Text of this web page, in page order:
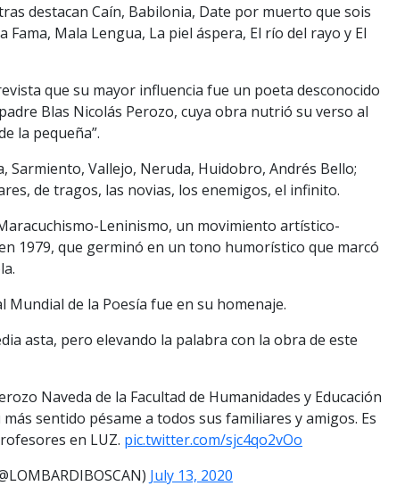
destacan Caín, Babilonia, Date por muerto que sois
Mala Lengua, La piel áspera, El río del rayo y El
que su mayor influencia fue un poeta desconocido
Blas Nicolás Perozo, cuya obra nutrió su verso al
la pequeña”.
Sarmiento, Vallejo, Neruda, Huidobro, Andrés Bello;
de tragos, las novias, los enemigos, el infinito.
Leninismo, un movimiento artístico-
1979, que germinó en un tono humorístico que marcó
Mundial de la Poesía fue en su homenaje.
asta, pero elevando la palabra con la obra de este
Naveda de la Facultad de Humanidades y Educación
sentido pésame a todos sus familiares y amigos. Es
en LUZ. pic.twitter.com/sjc4qo2vOo
July 13, 2020